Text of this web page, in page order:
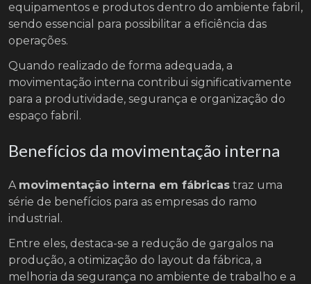
equipamentos e produtos dentro do ambiente fabril,
sendo essencial para possibilitar a eficiência das
operações.
Quando realizado de forma adequada, a
movimentação interna contribui significativamente
para a produtividade, segurança e organização do
espaço fabril.
Benefícios da movimentação interna
A movimentação interna em fábricas traz uma
série de benefícios para as empresas do ramo
industrial.
Entre eles, destaca-se a redução de gargalos na
produção, a otimização do layout da fábrica, a
melhoria da segurança no ambiente de trabalho e a